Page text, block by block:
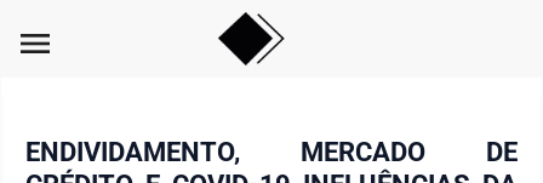
menu
ENDIVIDAMENTO, MERCADO DE